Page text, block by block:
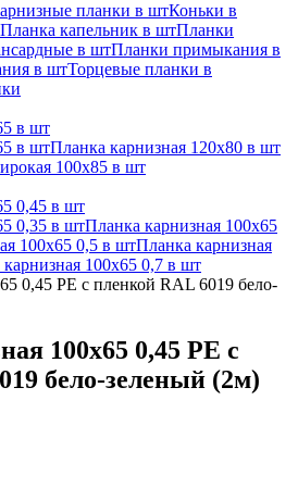
планки в штКоньки в
Планка капельник в штПланки
в штПланки примыкания в
в штТорцевые планки в
в шт
в штПланка карнизная 120х80 в шт
100х85 в шт
0,45 в шт
0,35 в штПланка карнизная 100х65
100х65 0,5 в штПланка карнизная
100х65 0,7 в шт
0,45 PE с пленкой RAL 6019 бело-
100х65 0,45 PE с
бело-зеленый (2м)